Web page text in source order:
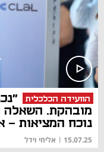
הוועידה הכלכלית
מובהקת. השאלה
נוכח המציאות -
15.07.25
| אליחי וידל